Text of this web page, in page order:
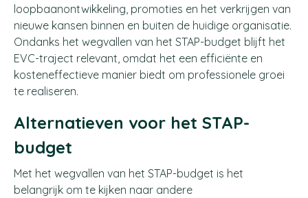
loopbaanontwikkeling, promoties en het verkrijgen van
nieuwe kansen binnen en buiten de huidige organisatie.
Ondanks het wegvallen van het STAP-budget blijft het
EVC-traject relevant, omdat het een efficiënte en
kosteneffectieve manier biedt om professionele groei
te realiseren.
Alternatieven voor het STAP-
budget
Met het wegvallen van het STAP-budget is het
belangrijk om te kijken naar andere